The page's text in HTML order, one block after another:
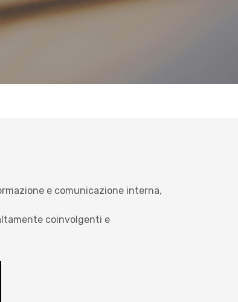
e comunicazione interna,
coinvolgenti e